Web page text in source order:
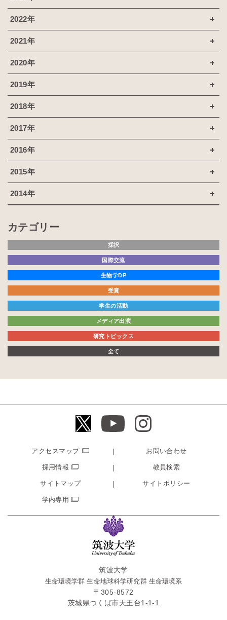
2022年
2021年
2020年
2019年
2018年
2017年
2016年
2015年
2014年
カテゴリー
採択
国際交流
生物学DP
受賞
学生の活動
メディア出演
研究トピックス
全て
アクセスマップ お問い合わせ
採用情報 教員検索
サイトマップ サイトポリシー
学内専用
筑波大学
生命環境学群 生命地球科学研究群 生命環境系
〒 305-8572
茨城県つくば市天王台1-1-1